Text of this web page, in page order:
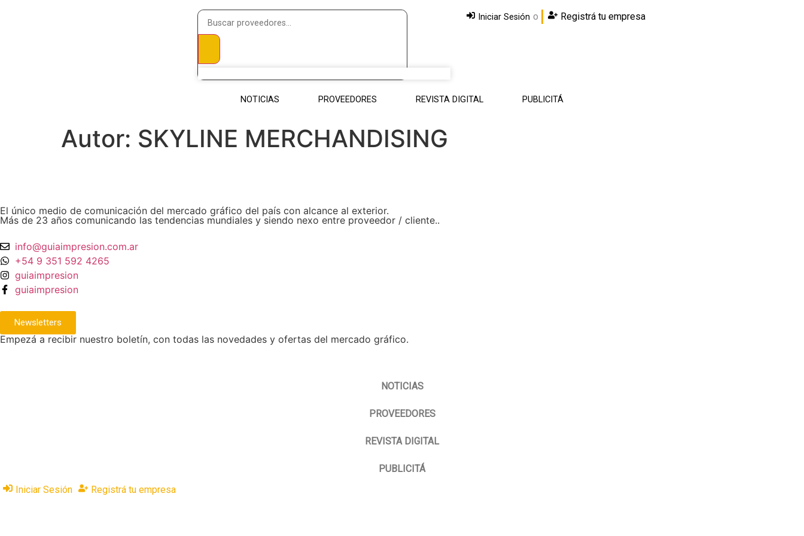
Iniciar Sesión o Registrá tu empresa
NOTICIAS PROVEEDORES REVISTA DIGITAL PUBLICITÁ
Autor: SKYLINE MERCHANDISING
El único medio de comunicación del mercado gráfico del país con alcance al exterior.
Más de 23 años comunicando las tendencias mundiales y siendo nexo entre proveedor / cliente..
info@guiaimpresion.com.ar
+54 9 351 592 4265
guiaimpresion
guiaimpresion
Newsletters
Empezá a recibir nuestro boletín, con todas las novedades y ofertas del mercado gráfico.
NOTICIAS
PROVEEDORES
REVISTA DIGITAL
PUBLICITÁ
Iniciar Sesión
Registrá tu empresa